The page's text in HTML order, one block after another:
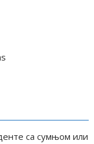
са сумњом или